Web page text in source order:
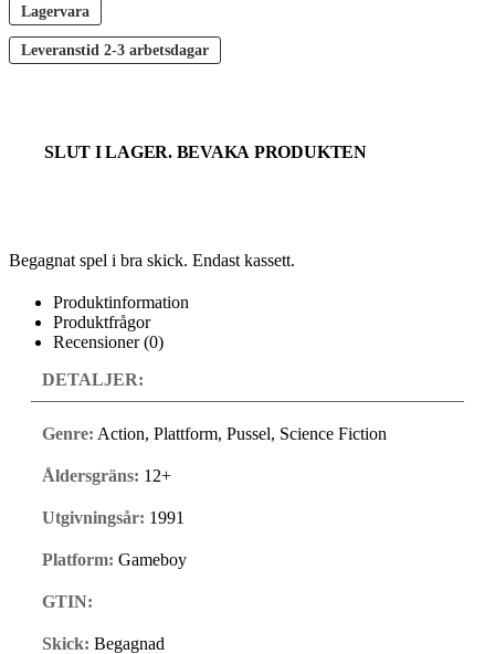
Lagervara
Leveranstid 2-3 arbetsdagar
SLUT I LAGER. BEVAKA PRODUKTEN
Begagnat spel i bra skick. Endast kassett.
Produktinformation
Produktfrågor
Recensioner (0)
DETALJER:
Genre: Action, Plattform, Pussel, Science Fiction
Åldersgräns: 12+
Utgivningsår: 1991
Platform: Gameboy
GTIN:
Skick: Begagnad